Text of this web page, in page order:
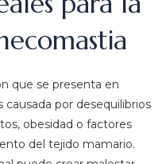
que se presenta en
por desequilibrios
obesidad o factores
del tejido mamario.